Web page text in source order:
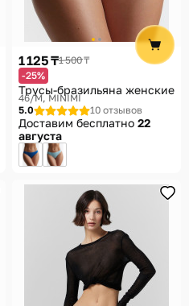
1 125 ₸1 500 ₸
-25%
Трусы-бразильяна женские
46/M MINIMI
5.0
10 отзывов
Доставим бесплатно 22
августа